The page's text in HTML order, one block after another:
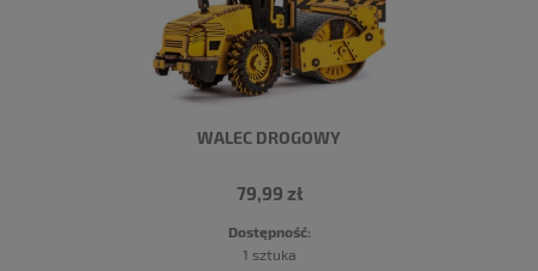
WALEC DROGOWY
79,99 zł
Dostępność:
1 sztuka